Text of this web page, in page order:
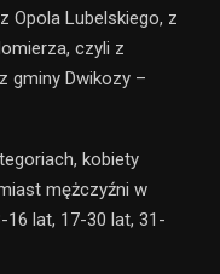
Opola Lubelskiego, z
czyli z
gminy Dwikozy –
kobiety
mężczyźni w
lat, 17-30 lat, 31-